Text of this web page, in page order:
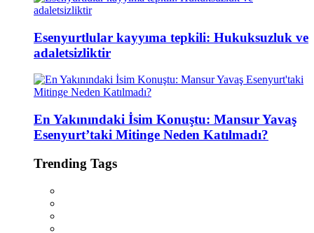
Esenyurtlular kayyıma tepkili: Hukuksuzluk ve
adaletsizliktir
En Yakınındaki İsim Konuştu: Mansur Yavaş
Esenyurt’taki Mitinge Neden Katılmadı?
Trending Tags